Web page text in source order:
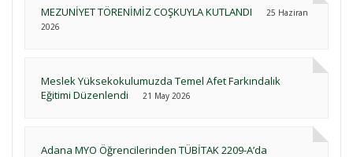
MEZUNİYET TÖRENİMİZ COŞKUYLA KUTLANDI
25 Haziran
2026
Meslek Yüksekokulumuzda Temel Afet Farkındalık
Eğitimi Düzenlendi
21 May 2026
Adana MYO Öğrencilerinden TÜBİTAK 2209-A’da